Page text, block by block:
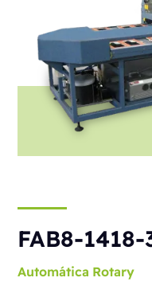
FAB8-1418-
Automática Rotary